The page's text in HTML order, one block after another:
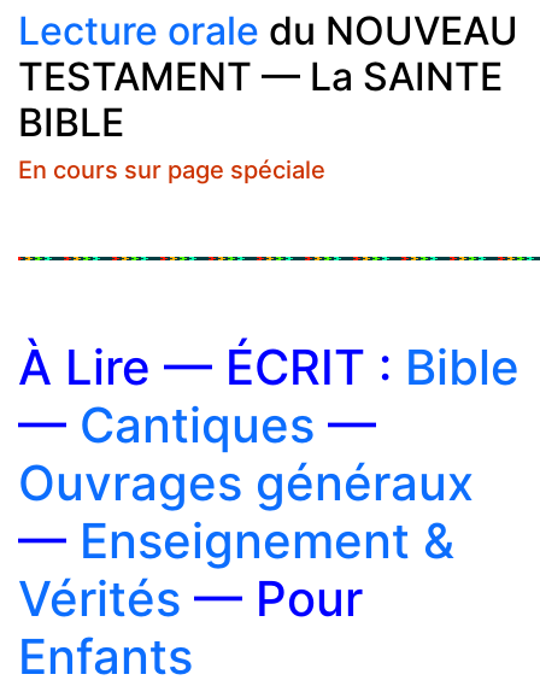
Lecture orale du NOUVEAU
TESTAMENT — La SAINTE
BIBLE
En cours sur page spéciale
À Lire — ÉCRIT : Bible
— Cantiques —
Ouvrages généraux
— Enseignement &
Vérités — Pour
Enfants